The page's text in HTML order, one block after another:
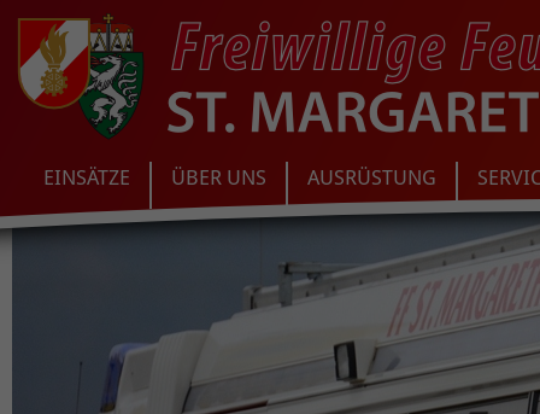
EINSÄTZE ÜBER UNS AUSRÜSTUNG